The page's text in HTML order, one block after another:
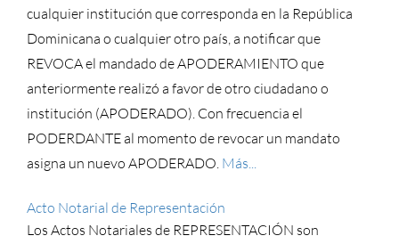
cualquier institución que corresponda en la República
Dominicana o cualquier otro país, a notificar que
REVOCA el mandado de APODERAMIENTO que
anteriormente realizó a favor de otro ciudadano o
institución (APODERADO). Con frecuencia el
PODERDANTE al momento de revocar un mandato
asigna un nuevo APODERADO. Más...
Acto Notarial de Representación
Los Actos Notariales de REPRESENTACIÓN son